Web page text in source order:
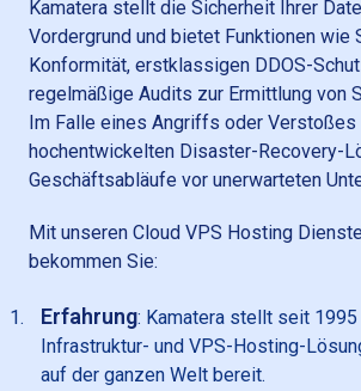
Kamatera stellt die Sicherheit Ihrer
Vordergrund und bietet Funktionen wie
Konformität, erstklassigen DDOS-
regelmäßige Audits zur Ermittlung von
Im Falle eines Angriffs oder Verstoßes
hochentwickelten Disaster-Recovery-
Geschäftsabläufe vor unerwarteten
Mit unseren Cloud VPS Hosting
bekommen Sie:
Erfahrung: Kamatera stellt seit 1995
Infrastruktur- und VPS-Hosting-
auf der ganzen Welt bereit.